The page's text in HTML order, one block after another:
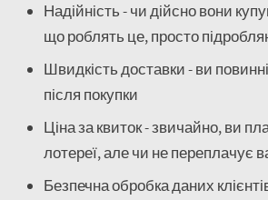
Надійність - чи дійсно вони
що роблять це, просто
Швидкість доставки - ви
після покупки
Ціна за квиток - звичайно, ви
лотереї, але чи не переплачує
Безпечна обробка даних